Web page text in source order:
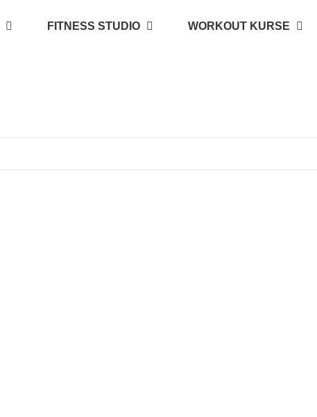
FITNESS STUDIO WORKOUT KURSE